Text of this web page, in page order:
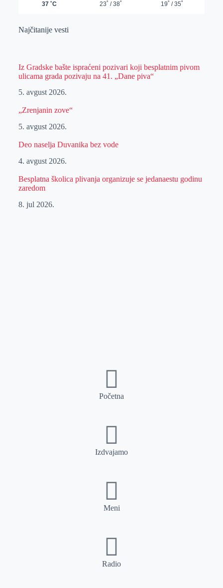
Najčitanije vesti
Iz Gradske bašte ispraćeni pozivari koji besplatnim pivom
ulicama grada pozivaju na 41. „Dane piva“
5. avgust 2026.
„Zrenjanin zove“
5. avgust 2026.
Deo naselja Duvanika bez vode
4. avgust 2026.
Besplatna školica plivanja organizuje se jedanaestu godinu
zaredom
8. jul 2026.
Početna
Izdvajamo
Meni
Radio